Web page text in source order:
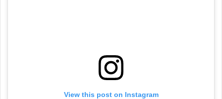
View this post on Instagram